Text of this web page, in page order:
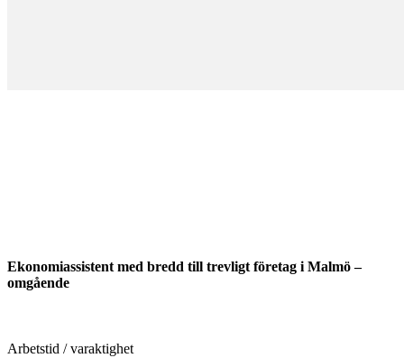
Ekonomiassistent med bredd till trevligt företag i Malmö –
omgående
Arbetstid / varaktighet